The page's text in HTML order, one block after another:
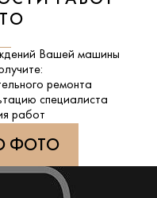
Вашей машины
ремонта
специалиста
работ
ФОТО